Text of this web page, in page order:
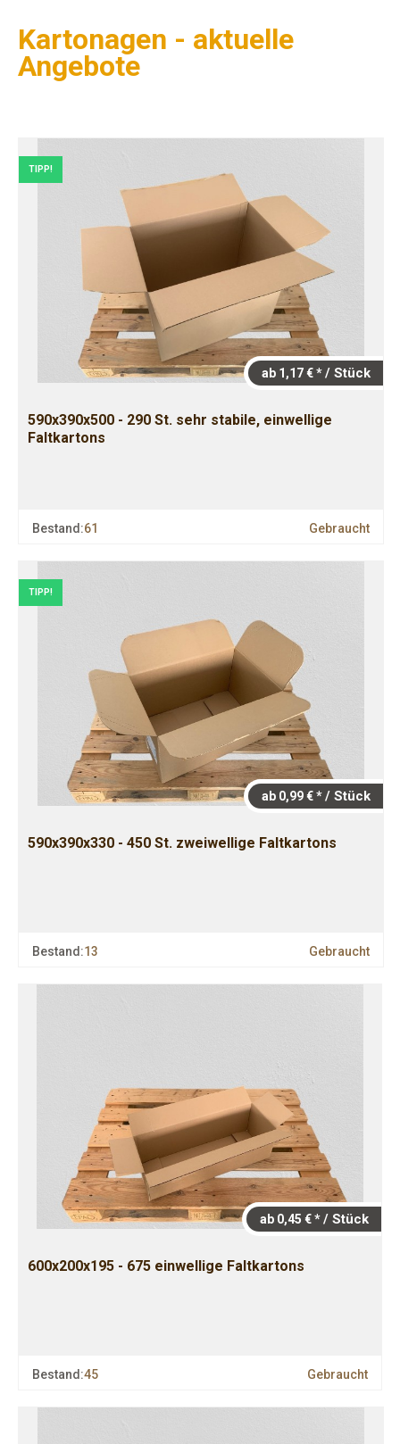
Kartonagen - aktuelle
Angebote
TIPP!
ab 1,17 € */ Stück
590x390x500 - 290 St. sehr stabile, einwellige
Faltkartons
Bestand:61 Gebraucht
TIPP!
ab 0,99 € */ Stück
590x390x330 - 450 St. zweiwellige Faltkartons
Bestand:13 Gebraucht
ab 0,45 € */ Stück
600x200x195 - 675 einwellige Faltkartons
Bestand:45 Gebraucht